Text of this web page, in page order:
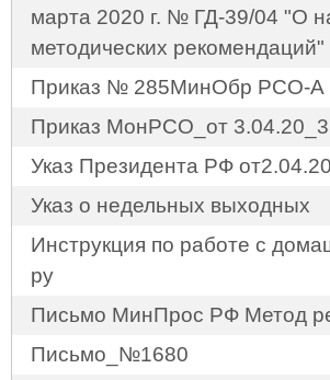
марта 2020 г. № ГД-39/04 "О
методических рекомендаций"
Приказ № 285МинОбр РСО-А
Приказ МонРСО_от
Указ Президента РФ
Указ о недельных выходных
Инструкция по работе с
ру
Письмо МинПрос РФ Метод
Письмо_№1680